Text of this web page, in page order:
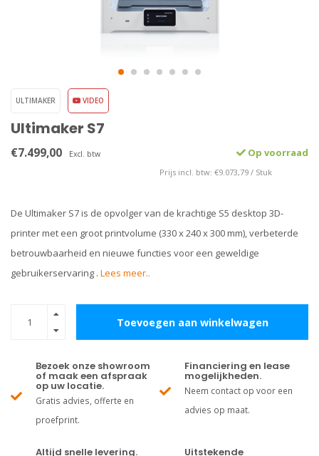
ULTIMAKER VIDEO
Ultimaker S7
€7.499,00 Excl. btw Op voorraad
Prijs incl. btw: €9.073,79 / Stuk
De Ultimaker S7 is de opvolger van de krachtige S5 desktop 3D-
printer met een groot printvolume (330 x 240 x 300 mm), verbeterde
betrouwbaarheid en nieuwe functies voor een geweldige
gebruikerservaring . Lees meer..
Toevoegen aan winkelwagen
Bezoek onze showroom
of maak een afspraak
op uw locatie.
Gratis advies, offerte en
proefprint.
Financiering en lease
mogelijkheden.
Neem contact op voor een
advies op maat.
Altijd snelle levering. Uitstekende